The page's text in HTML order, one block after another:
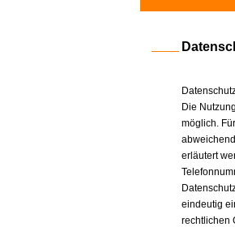
Die
möglich.
erläutert
eindeutig
rechtlichen